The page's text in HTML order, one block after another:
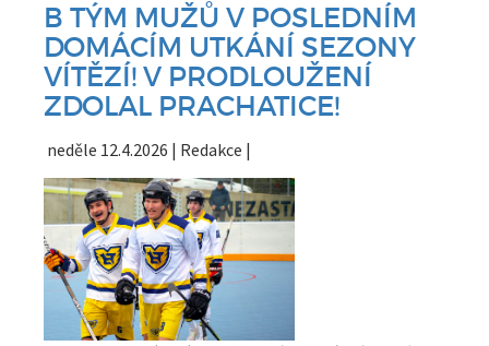
B TÝM MUŽŮ V POSLEDNÍM
DOMÁCÍM UTKÁNÍ SEZONY
VÍTĚZÍ! V PRODLOUŽENÍ
ZDOLAL PRACHATICE!
neděle 12.4.2026 | Redakce |